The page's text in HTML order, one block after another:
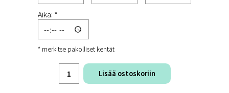
Aika: *
* merkitse pakolliset kentät
Lisää ostoskoriin